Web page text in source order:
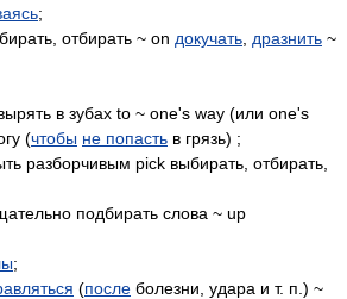
;
отбирать ~ on докучать дразнить ~
в зубах to ~ one's way (или one's
(чтобы не попасть в грязь) ;
разборчивым pick выбирать, отбирать,
подбирать слова ~ up
;
(после болезни, удара и т. п.) ~